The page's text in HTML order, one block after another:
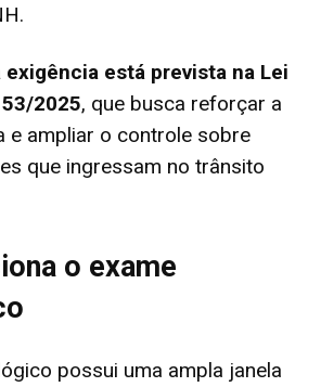
exigência está prevista na Lei
2025, que busca reforçar a
e ampliar o controle sobre
que ingressam no trânsito
o exame
possui uma ampla janela